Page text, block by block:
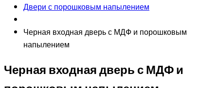
Двери с порошковым напылением
Черная входная дверь с МДФ и порошковым
напылением
Черная входная дверь с МДФ и